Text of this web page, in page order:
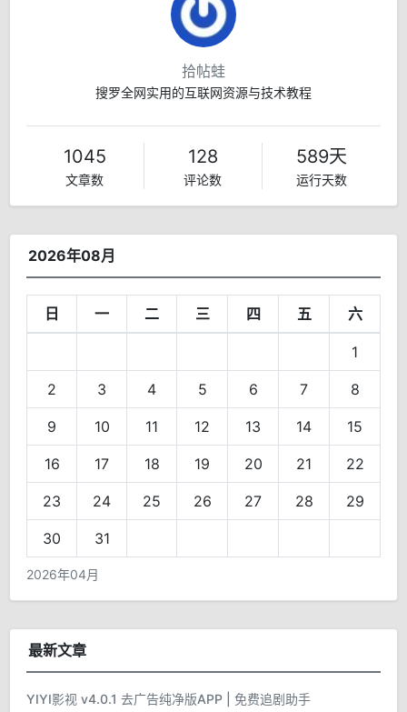
拾帖蛙
搜罗全网实用的互联网资源与技术教程
1045
文章数
128
评论数
589天
运行天数
2026年08月
日 一 二 三 四 五 六
1
2 3 4 5 6 7 8
9 10 11 12 13 14 15
16 17 18 19 20 21 22
23 24 25 26 27 28 29
30 31
2026年04月
最新文章
YIYI影视 v4.0.1 去广告纯净版APP | 免费追剧助手